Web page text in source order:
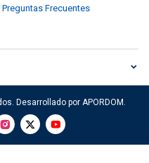
Preguntas Frecuentes
Desarrollado por APORDOM.